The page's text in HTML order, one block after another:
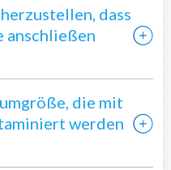
dass
anschließen
die mit
werden